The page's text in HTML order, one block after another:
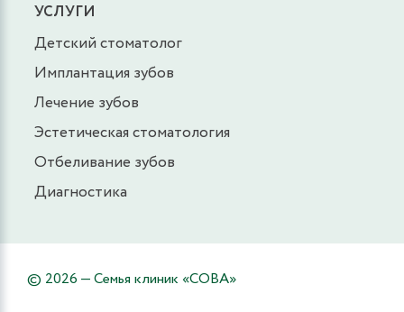
УСЛУГИ
Детский стоматолог
Имплантация зубов
Лечение зубов
Эстетическая стоматология
Отбеливание зубов
Диагностика
© 2026 — Семья клиник «СОВА»